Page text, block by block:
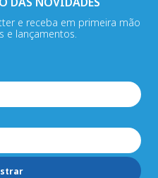
e receba em primeira mão
e lançamentos.